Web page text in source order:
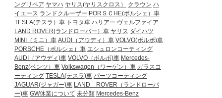
ングリペア ヤマハ ヤリス(ヤリスクロス） クラウン ハ
イエース ランドクルーザー PORＳＣHE(ポルシェ）車
TESLA(テスラ）車 トヨタ車 ハリアー ヴェルファイア
LAND ROVER(ランドローバー）車 ヤリス ダイハツ
MINI（ミニ）車 AUDI（アウディ）車 VOLVO(ボルボ)車
PORSCHE（ポルシェ）車 エシュロンコーティング
AUDI（アウディ)車 VOLVO（ボルボ)車 Mercedes-
Benz(ベンツ）車 Volkswagen（ワーゲン）車 ガラスコ
ーティング TESLA(テスラ)車 パーツコーティング
JAGUAR(ジャガー)車 LAND ROVER（ランドローバ
ー)車 GW休業について 未分類 Mercedes-Benz